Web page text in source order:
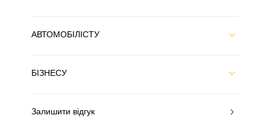
АВТОМОБІЛІСТУ
БІЗНЕСУ
Залишити відгук